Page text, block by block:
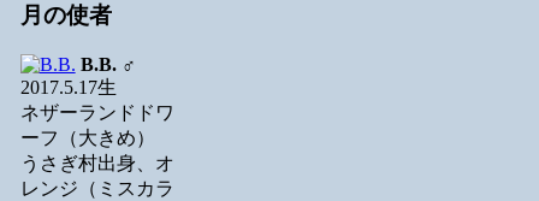
月の使者
B.B.♂
2017.5.17生
ネザーランドドワ
ーフ（大きめ）
うさぎ村出身、オ
レンジ（ミスカラ